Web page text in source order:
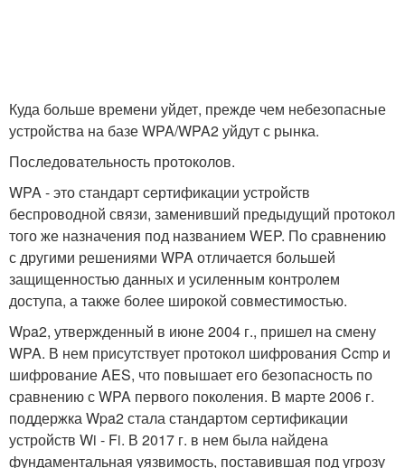
Куда больше времени уйдет, прежде чем небезопасные
устройства на базе WPA/WPA2 уйдут с рынка.
Последовательность протоколов.
WPA - это стандарт сертификации устройств
беспроводной связи, заменивший предыдущий протокол
того же назначения под названием WEP. По сравнению
с другими решениями WPA отличается большей
защищенностью данных и усиленным контролем
доступа, а также более широкой совместимостью.
Wpa2, утвержденный в июне 2004 г., пришел на смену
WPA. В нем присутствует протокол шифрования Ccmp и
шифрование AES, что повышает его безопасность по
сравнению с WPA первого поколения. В марте 2006 г.
поддержка Wpa2 стала стандартом сертификации
устройств Wi - Fi. В 2017 г. в нем была найдена
фундаментальная уязвимость, поставившая под угрозу